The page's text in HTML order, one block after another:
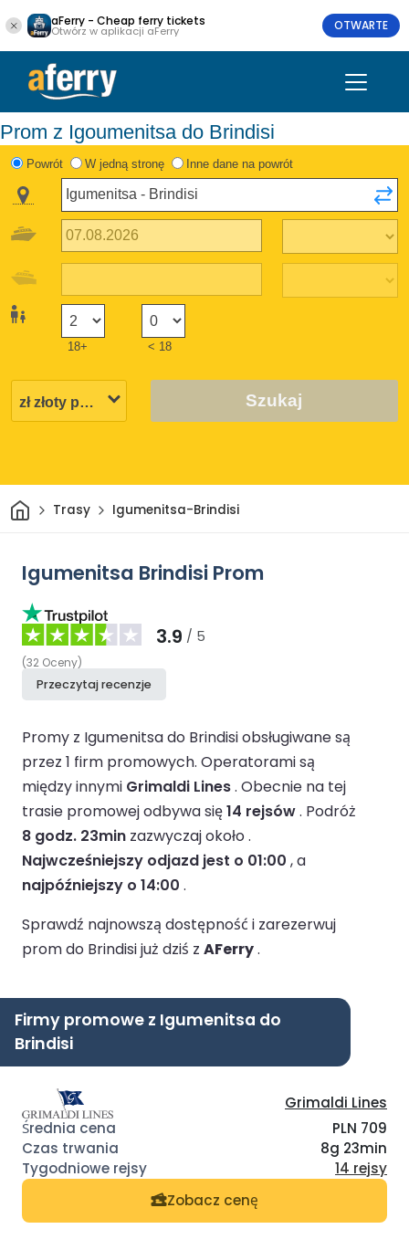
aFerry - Cheap ferry tickets
Otwórz w aplikacji aFerry OTWARTE
Prom z Igoumenitsa do Brindisi
Powrót W jedną stronę Inne dane na powrót
18+ < 18
Szukaj
DomTrasy Igumenitsa-Brindisi
Igumenitsa Brindisi Prom
3.9 / 5
(32 Oceny)
Przeczytaj recenzje
Promy z Igumenitsa do Brindisi obsługiwane są
przez 1 firm promowych. Operatorami są
między innymi Grimaldi Lines. Obecnie na tej
trasie promowej odbywa się14 rejsów. Podróż
8 godz. 23min zazwyczaj około .
Najwcześniejszy odjazd jest o 01:00 , a
najpóźniejszy o 14:00 .
Sprawdź najnowszą dostępność i zarezerwuj
prom do Brindisi już dziś z AFerry.
Firmy promowe z Igumenitsa do
Brindisi
Grimaldi Lines
PLN 709
8g 23min
14 rejsy
Zobacz cenę